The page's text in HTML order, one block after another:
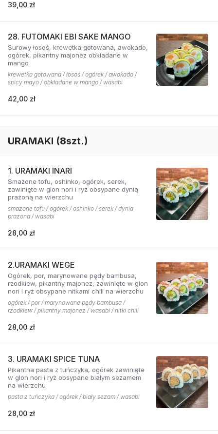
39,00 zł
28. FUTOMAKI EBI SAKE MANGO
Surowy łosoś, krewetka gotowana, awokado,
ogórek, pikantny majonez obkładane w
mango
krewetka gotowana / łosoś / ogórek / awokado /
spicy mayo / obkładane w mango / wasabi
42,00 zł
URAMAKI (8szt.)
1. URAMAKI INARI
Smażone tofu, oshinko, ogórek, serek,
zawinięte w glon nori i ryż obsypane dynią
prażoną na wierzchu
smażone tofu / ogórek / oshinko / serek / dynia
prażona / wasabi
28,00 zł
2.URAMAKI WEGE
Ogórek, por, marynowane pędy bambusa,
rzodkiew, pikantny majonez, zawinięte w glon
nori i ryż obsypane nitkami chili na wierzchu
ogórek / por / marynowane pędy bambusa /
rzodkiew / pikantny majonez / wasabi / nitki chili
28,00 zł
3. URAMAKI SPICE TUNA
Pikantna pasta z tuńczyka, ogórek zawinięte
w glon nori i ryż obsypane białym sezamem
na wierzchu
pasta z tuńczyka / ogórek / biały sezam / wasabi
28,00 zł